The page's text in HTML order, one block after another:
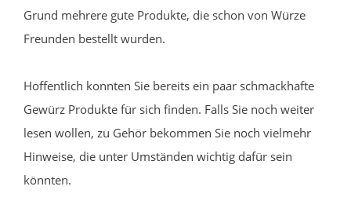
Grund mehrere gute Produkte, die schon von Würze
Freunden bestellt wurden.
Hoffentlich konnten Sie bereits ein paar schmackhafte
Gewürz Produkte für sich finden. Falls Sie noch weiter
lesen wollen, zu Gehör bekommen Sie noch vielmehr
Hinweise, die unter Umständen wichtig dafür sein
könnten.